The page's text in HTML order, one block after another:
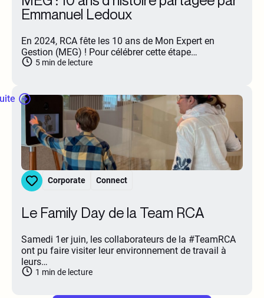
Emmanuel Ledoux
En 2024, RCA fête les 10 ans de Mon Expert en
Gestion (MEG) ! Pour célébrer cette étape…
5 min de lecture
Corporate Connect
Le Family Day de la Team RCA
Samedi 1er juin, les collaborateurs de la #TeamRCA
ont pu faire visiter leur environnement de travail à
leurs…
1 min de lecture